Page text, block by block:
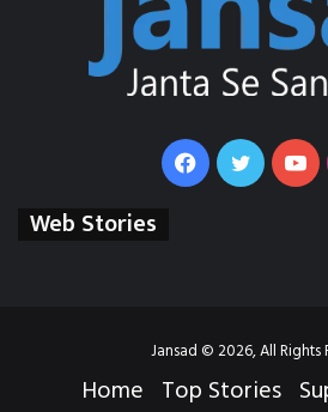
FacebookTwitter
Web Stories
Jansad © 2026, All Rights
Home Top Stories